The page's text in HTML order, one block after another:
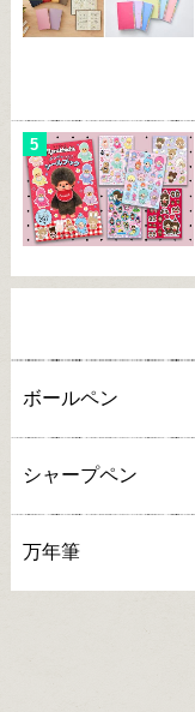
ボールペン
シャープペン
万年筆